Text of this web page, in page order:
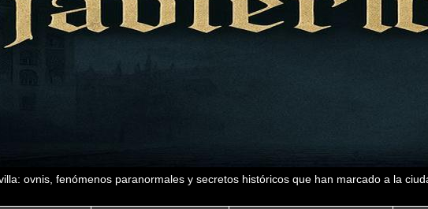
ovnis, fenómenos paranormales y secretos históricos que han marcado a la